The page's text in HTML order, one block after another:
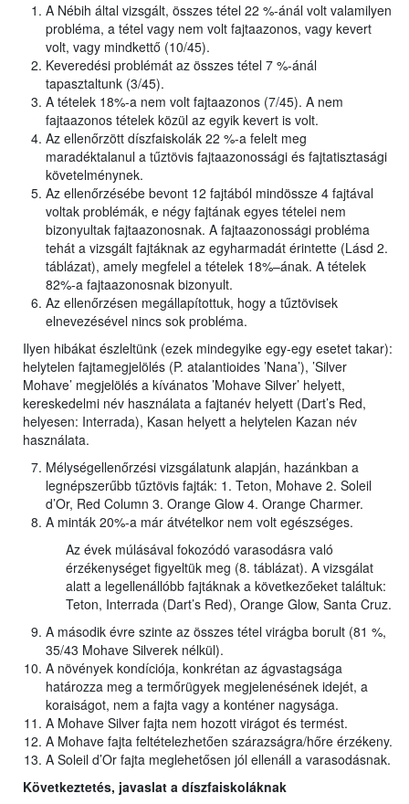
A Nébih által vizsgált, összes tétel 22 %-ánál volt valamilyen
probléma, a tétel vagy nem volt fajtaazonos, vagy kevert
volt, vagy mindkettő (10/45).
Keveredési problémát az összes tétel 7 %-ánál
tapasztaltunk (3/45).
A tételek 18%-a nem volt fajtaazonos (7/45). A nem
fajtaazonos tételek közül az egyik kevert is volt.
Az ellenőrzött díszfaiskolák 22 %-a felelt meg
maradéktalanul a tűztövis fajtaazonossági és fajtatisztasági
követelménynek.
Az ellenőrzésébe bevont 12 fajtából mindössze 4 fajtával
voltak problémák, e négy fajtának egyes tételei nem
bizonyultak fajtaazonosnak. A fajtaazonossági probléma
tehát a vizsgált fajtáknak az egyharmadát érintette (Lásd 2.
táblázat), amely megfelel a tételek 18%–ának. A tételek
82%-a fajtaazonosnak bizonyult.
Az ellenőrzésen megállapítottuk, hogy a tűztövisek
elnevezésével nincs sok probléma.
Ilyen hibákat észleltünk (ezek mindegyike egy-egy esetet takar):
helytelen fajtamegjelölés (P. atalantioides ’Nana’), ’Silver
Mohave’ megjelölés a kívánatos ’Mohave Silver’ helyett,
kereskedelmi név használata a fajtanév helyett (Dart’s Red,
helyesen: Interrada), Kasan helyett a helytelen Kazan név
használata.
Mélységellenőrzési vizsgálatunk alapján, hazánkban a
legnépszerűbb tűztövis fajták: 1. Teton, Mohave 2. Soleil
d’Or, Red Column 3. Orange Glow 4. Orange Charmer.
A minták 20%-a már átvételkor nem volt egészséges.
Az évek múlásával fokozódó varasodásra való
érzékenységet figyeltük meg (8. táblázat). A vizsgálat
alatt a legellenállóbb fajtáknak a következőeket találtuk:
Teton, Interrada (Dart’s Red), Orange Glow, Santa Cruz.
A második évre szinte az összes tétel virágba borult (81 %,
35/43 Mohave Silverek nélkül).
A növények kondíciója, konkrétan az ágvastagsága
határozza meg a termőrügyek megjelenésének idejét, a
koraiságot, nem a fajta vagy a konténer nagysága.
A Mohave Silver fajta nem hozott virágot és termést.
A Mohave fajta feltételezhetően szárazságra/hőre érzékeny.
A Soleil d’Or fajta meglehetősen jól ellenáll a varasodásnak.
Következtetés, javaslat a díszfaiskoláknak